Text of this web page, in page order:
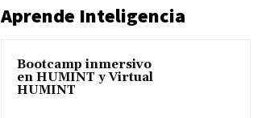
Aprende Inteligencia
Bootcamp inmersivo
en HUMINT y Virtual
HUMINT